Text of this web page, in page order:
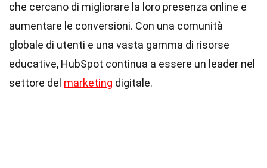
che cercano di migliorare la loro presenza online e
aumentare le conversioni. Con una comunità
globale di utenti e una vasta gamma di risorse
educative, HubSpot continua a essere un leader nel
settore del marketing digitale.